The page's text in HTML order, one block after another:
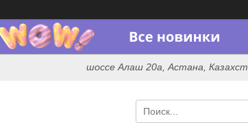
шоссе Алаш 20а, Астана,